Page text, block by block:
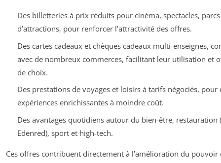
Des billetteries à prix réduits pour cinéma, spectacles, parcs
d’attractions, pour renforcer l’attractivité des offres.
Des cartes cadeaux et chèques cadeaux multi-enseignes,
avec de nombreux commerces, facilitant leur utilisation et
de choix.
Des prestations de voyages et loisirs à tarifs négociés, pour
expériences enrichissantes à moindre coût.
Des avantages quotidiens autour du bien-être, restauration
Edenred), sport et high-tech.
Ces offres contribuent directement à l’amélioration du pouvoir